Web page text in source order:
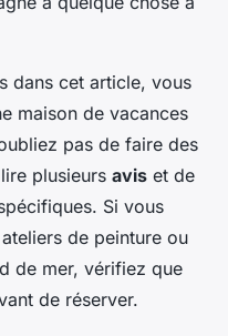
dans cet article, vous
maison de vacances
pas de faire des
plusieurs avis et de
Si vous
de peinture ou
de mer, vérifiez que
de réserver.